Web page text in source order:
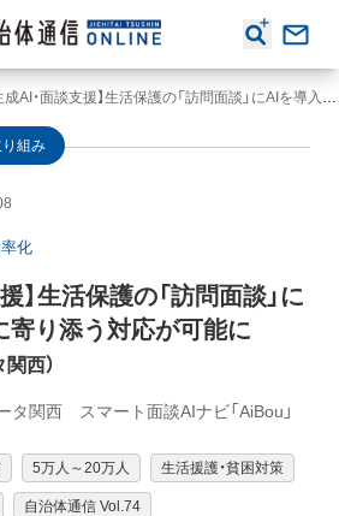
【生成AI・面談支援】生活保護の「訪問面談」にAIを導入、住民に寄り添う対応が可能に（AiBou / NTTデータ関西）
組み
化
】 生活保護の「訪問面談」に
寄り添う対応が可能に
関西）
タ関西 スマート面談AIナビ「AiBou」
5万人～20万人 生活援護・貧困対策
自治体通信 Vol.74